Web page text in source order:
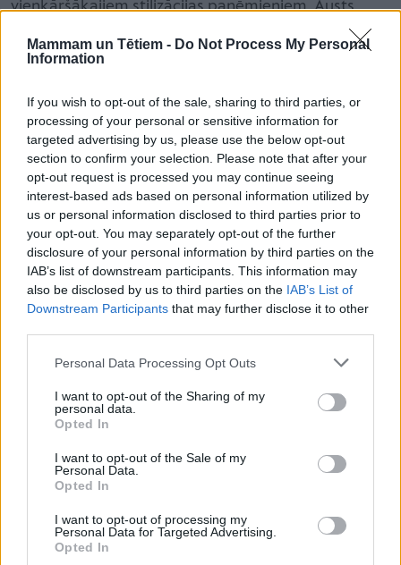
Mammam un Tētiem - Do Not Process My Personal
Information
If you wish to opt-out of the sale, sharing to third parties, or
processing of your personal or sensitive information for
targeted advertising by us, please use the below opt-out
section to confirm your selection. Please note that after your
opt-out request is processed you may continue seeing
interest-based ads based on personal information utilized by
us or personal information disclosed to third parties prior to
your opt-out. You may separately opt-out of the further
disclosure of your personal information by third parties on the
IAB’s list of downstream participants. This information may
also be disclosed by us to third parties on the IAB’s List of
Downstream Participants that may further disclose it to other
Personal Data Processing Opt Outs
I want to opt-out of the Sharing of my
personal data.
Opted In
I want to opt-out of the Sale of my
Personal Data.
Opted In
I want to opt-out of processing my
Personal Data for Targeted Advertising.
Opted In
vienkāršākajiem stilizācijas paņēmieniem. Austs
galda paliktnis zem katra šķīvja veido struktūru.
Pusdienu šķīvis, uz kura uzlikts mazāks šķīvis vai
vai ikdienišķi. Mērķis nav pārpilnība, bet kompozīcija.
Nelieli akcenti, piemēram, olu trauciņi ir iederīgi un
krāsas, bet arī rotaļīgu svētku atmosfēru. Olu
trauciņus ikdienā var izmantot kā mazas bļodiņas,
kas papildina citas krāsainas bļodas un nelielus
šķīvjus.